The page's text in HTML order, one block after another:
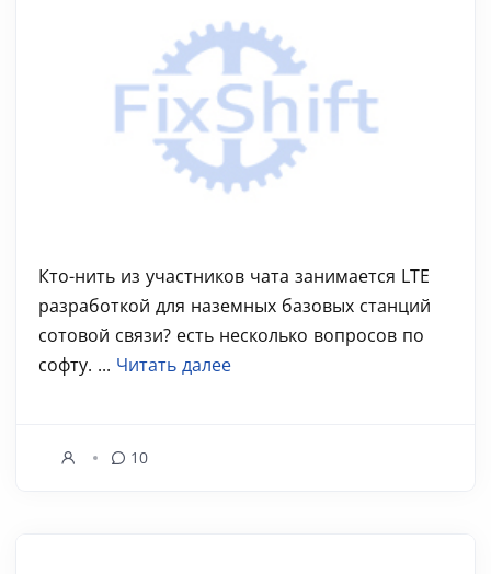
Кто-нить из участников чата занимается LTE
разработкой для наземных базовых станций
сотовой связи? есть несколько вопросов по
софту. ... Читать далее
10